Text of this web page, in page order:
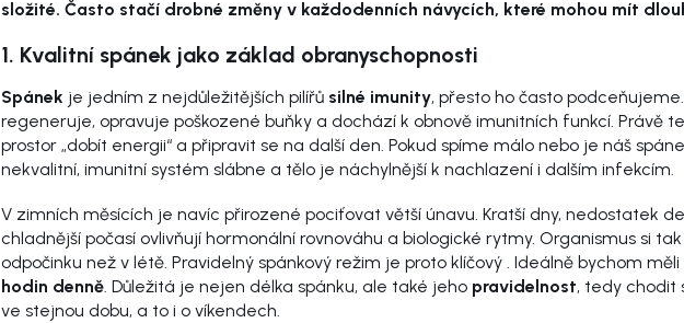
složité. Často stačí drobné změny v každodenních návycích, které mohou mít
1. Kvalitní spánek jako základ obranyschopnosti
Spánek je jedním z nejdůležitějších pilířů silné imunity, přesto ho často
regeneruje, opravuje poškozené buňky a dochází k obnově imunitních funkcí. Právě
prostor „dobít energii“ a připravit se na další den. Pokud spíme málo nebo je náš
nekvalitní, imunitní systém slábne a tělo je náchylnější k nachlazení i dalším infekcím.
V zimních měsících je navíc přirozené pociťovat větší únavu. Kratší dny, nedostatek
chladnější počasí ovlivňují hormonální rovnováhu a biologické rytmy. Organismus si
odpočinku než v létě. Pravidelný spánkový režim je proto klíčový . Ideálně bychom
hodin denně . Důležitá je nejen délka spánku, ale také jeho pravidelnost, tedy chodit
ve stejnou dobu, a to i o víkendech.